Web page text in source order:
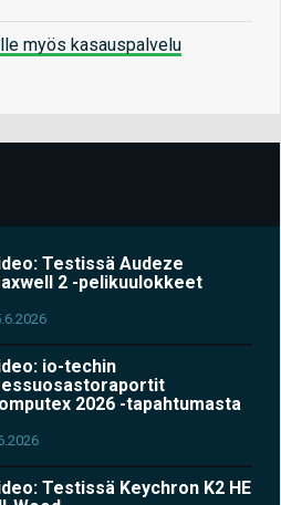
myös kasauspalvelu
Testissä Audeze
2 -pelikuulokkeet
io-techin
2026 -tapahtumasta
Testissä Keychron K2 HE